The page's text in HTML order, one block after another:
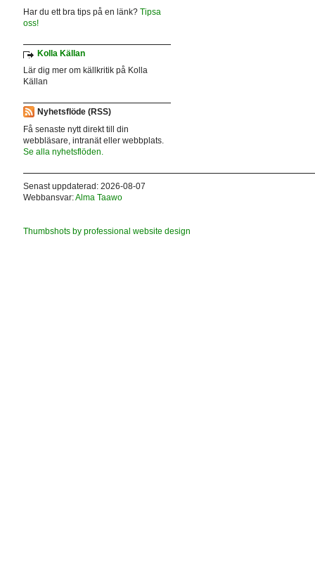
Har du ett bra tips på en länk? Tipsa
oss!
Kolla Källan
Lär dig mer om källkritik på Kolla
Källan
Nyhetsflöde (RSS)
Få senaste nytt direkt till din
webbläsare, intranät eller webbplats.
Se alla nyhetsflöden.
Senast uppdaterad: 2026-08-07
Webbansvar:Alma Taawo
Thumbshots by professional website design